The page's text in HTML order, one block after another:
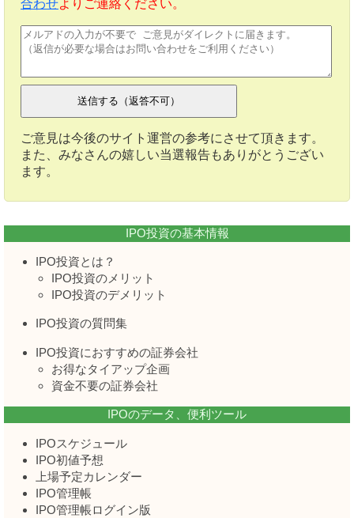
合わせよりご連絡ください。
ご意見は今後のサイト運営の参考にさせて頂きます。
また、みなさんの嬉しい当選報告もありがとうござい
ます。
IPO投資の基本情報
IPO投資とは？
IPO投資のメリット
IPO投資のデメリット
IPO投資の質問集
IPO投資におすすめの証券会社
お得なタイアップ企画
資金不要の証券会社
IPOのデータ、便利ツール
IPOスケジュール
IPO初値予想
上場予定カレンダー
IPO管理帳
IPO管理帳ログイン版